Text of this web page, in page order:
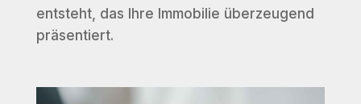
entsteht, das Ihre Immobilie überzeugend
präsentiert.